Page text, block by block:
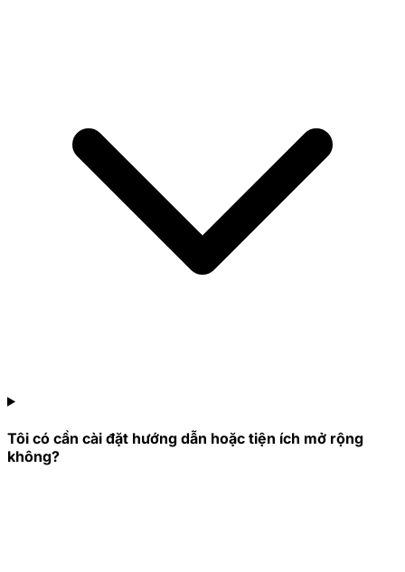
Tôi có cần cài đặt hướng dẫn hoặc tiện ích mở rộng
không?